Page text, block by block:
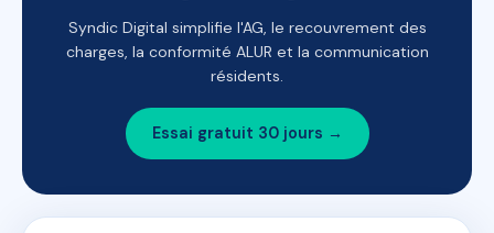
Syndic Digital simplifie l'AG, le recouvrement des
charges, la conformité ALUR et la communication
résidents.
Essai gratuit 30 jours →